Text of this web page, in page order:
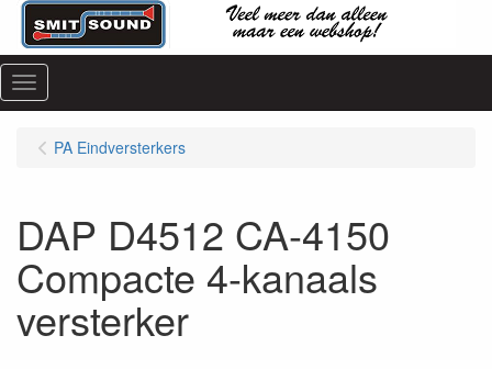
Menu
PA Eindversterkers
DAP D4512 CA-4150
Compacte 4-kanaals
versterker